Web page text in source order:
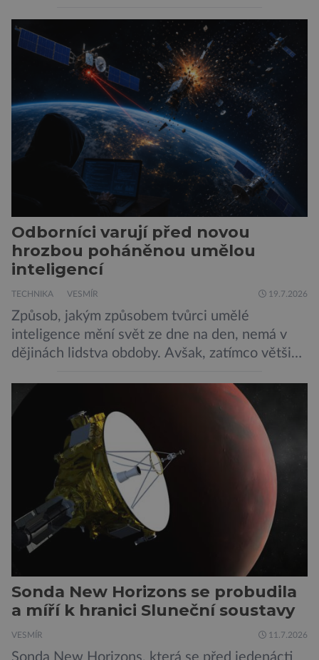
hustší než na Zemi a aby toho nebylo málo, z
oblaků se snáší kapky kyseliny sírové. Zkrátka,
není to prostředí, ve kterém by příčetný člověk
chtěl strávit […]
Odborníci varují před novou
hrozbou poháněnou umělou
inteligencí
TECHNIKA VESMÍR 19.7.2026
Způsob, jakým způsobem tvůrci umělé
inteligence mění svět ze dne na den, nemá v
dějinách lidstva obdoby. Avšak, zatímco většina
generování obrázků nebo automatizaci práce,
bezpečnostní experti upozorňují na mnohem
méně nápadné riziko. Podle některých
odborníků by už během příštích dvou let mohly
pokročilé systémy AI výrazně usnadnit
kybernetické útoky […]
Sonda New Horizons se probudila
a míří k hranici Sluneční soustavy
VESMÍR 11.7.2026
Sonda New Horizons, která se před jedenácti